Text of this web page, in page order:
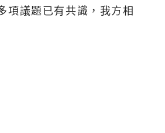
項議題已有共識，我方相